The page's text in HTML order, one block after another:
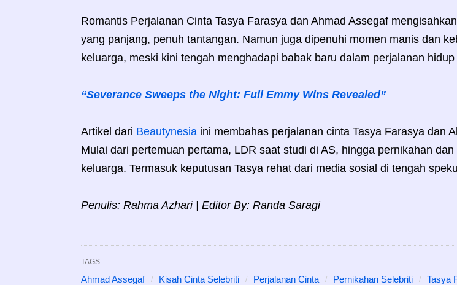
Romantis Perjalanan Cinta Tasya Farasya dan Ahmad Assegaf
yang panjang, penuh tantangan. Namun juga dipenuhi momen manis dan
keluarga, meski kini tengah menghadapi babak baru dalam perjalanan
“Severance Sweeps the Night: Full Emmy Wins Revealed”
Artikel dari Beautynesia ini membahas perjalanan cinta Tasya Farasya dan
Mulai dari pertemuan pertama, LDR saat studi di AS, hingga pernikahan dan
keluarga. Termasuk keputusan Tasya rehat dari media sosial di tengah
Penulis: Rahma Azhari | Editor By: Randa Saragi
TAGS:
Ahmad Assegaf Kisah Cinta Selebriti Perjalanan Cinta Pernikahan Selebriti Tasya